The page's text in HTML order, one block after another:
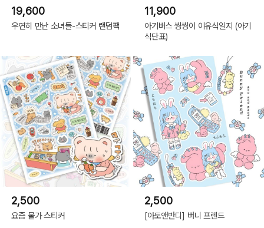
19,600
우연히 만난 소녀들-스티커 랜덤팩
11,900
아기버스 씽씽이 이유식일지 (아기
식단표)
2,500
요즘 물가 스티커
2,500
[아토앤반디] 버니 프렌드